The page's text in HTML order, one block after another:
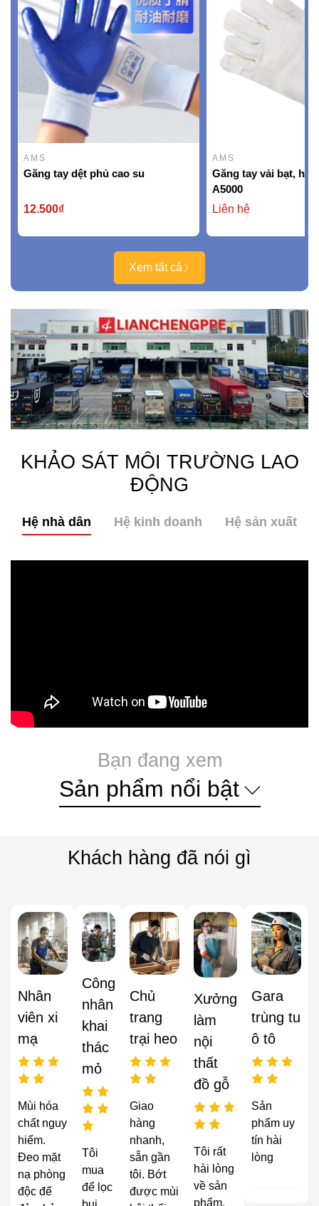
AMS
Găng tay dệt phủ cao su
12.500₫
AMS
Găng tay vải bạt,
A5000
Liên hệ
Xem tất cả
KHẢO SÁT MÔI TRƯỜNG LAO
ĐỘNG
Hệ nhà dân Hệ kinh doanh Hệ sản xuất
Bạn đang xem
Sản phẩm nổi bật
Khách hàng đã nói gì
Nhân
viên xi
mạ
Mùi hóa
chất nguy
hiểm.
Đeo mặt
nạ phòng
độc để
Công
nhân
khai
thác
mỏ
Tôi
mua
để lọc
Chủ
trang
trại heo
Giao
hàng
nhanh,
sẵn gần
tôi. Bớt
được mùi
Xưởng
làm
nội
thất
đồ gỗ
Tôi rất
hài lòng
về sản
phẩm,
Gara
trùng tu
ô tô
Sản
phẩm uy
tín hài
lòng